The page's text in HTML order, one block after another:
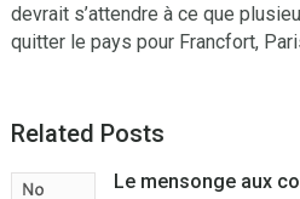
devrait s’attendre à ce que
quitter le pays pour Francfort,
Related Posts
Le mensonge aux